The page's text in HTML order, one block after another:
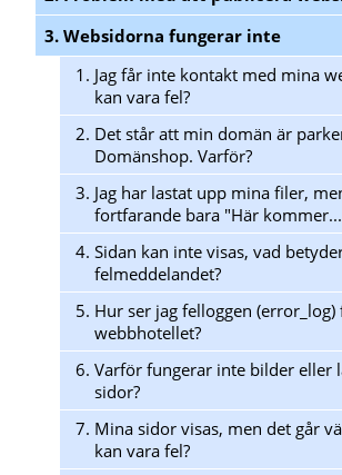
3. Websidorna fungerar inte
1. Jag får inte kontakt med mina
kan vara fel?
2. Det står att min domän är
Domänshop. Varför?
3. Jag har lastat upp mina filer,
fortfarande bara "Här
4. Sidan kan inte visas, vad
felmeddelandet?
5. Hur ser jag felloggen (error_log)
webbhotellet?
6. Varför fungerar inte bilder eller
sidor?
7. Mina sidor visas, men det går
kan vara fel?